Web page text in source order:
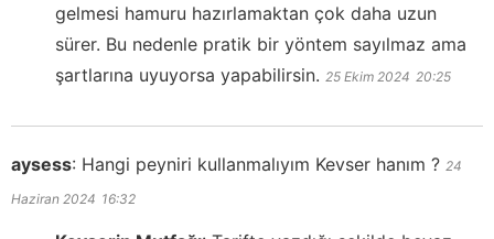
gelmesi hamuru hazırlamaktan çok daha uzun
sürer. Bu nedenle pratik bir yöntem sayılmaz ama
şartlarına uyuyorsa yapabilirsin. 25 Ekim 2024 20:25
aysess: Hangi peyniri kullanmalıyım Kevser hanım ? 24
Haziran 2024 16:32